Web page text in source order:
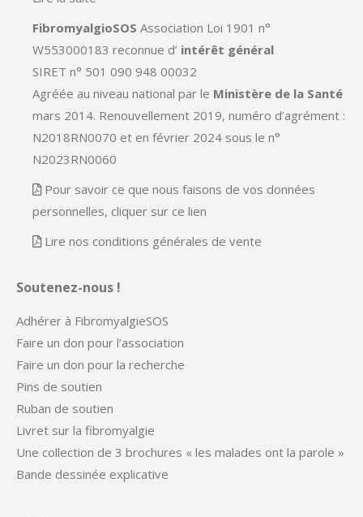
FibromyalgioSOS Association Loi 1901 n°
W553000183 reconnue d’ intérêt général
SIRET n° 501 090 948 00032
Agréée au niveau national par le Ministère de la Santé
mars 2014. Renouvellement 2019, numéro d’agrément :
N2018RN0070 et en février 2024 sous le n°
N2023RN0060
Pour savoir ce que nous faisons de vos données
personnelles, cliquer sur ce lien
Lire nos conditions générales de vente
Soutenez-nous !
Adhérer à FibromyalgieSOS
Faire un don pour l’association
Faire un don pour la recherche
Pins de soutien
Ruban de soutien
Livret sur la fibromyalgie
Une collection de 3 brochures « les malades ont la parole »
Bande dessinée explicative